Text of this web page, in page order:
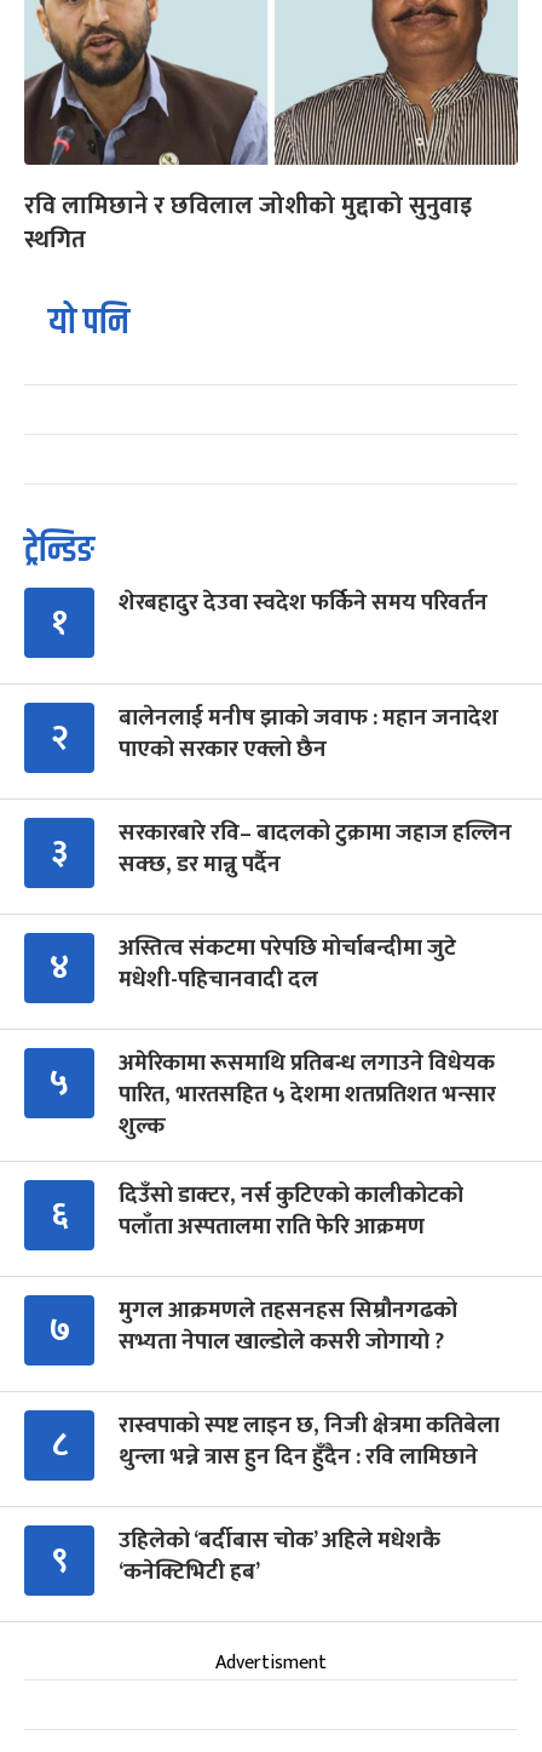
रवि लामिछाने र छविलाल जोशीको मुद्दाको सुनुवाइ
स्थगित
यो पनि
ट्रेन्डिङ
१ शेरबहादुर देउवा स्वदेश फर्किने समय परिवर्तन
२
बालेनलाई मनीष झाको जवाफ : महान जनादेश
पाएको सरकार एक्लो छैन
३
सरकारबारे रवि– बादलको टुक्रामा जहाज हल्लिन
सक्छ, डर मान्नु पर्दैन
४
अस्तित्व संकटमा परेपछि मोर्चाबन्दीमा जुटे
मधेशी-पहिचानवादी दल
५
अमेरिकामा रूसमाथि प्रतिबन्ध लगाउने विधेयक
पारित, भारतसहित ५ देशमा शतप्रतिशत भन्सार
शुल्क
६
दिउँसो डाक्टर, नर्स कुटिएको कालीकोटको
पलाँता अस्पतालमा राति फेरि आक्रमण
७
मुगल आक्रमणले तहसनहस सिम्रौनगढको
सभ्यता नेपाल खाल्डोले कसरी जोगायो ?
८
रास्वपाको स्पष्ट लाइन छ, निजी क्षेत्रमा कतिबेला
थुन्ला भन्ने त्रास हुन दिन हुँदैन : रवि लामिछाने
९
उहिलेको ‘बर्दीबास चोक’ अहिले मधेशकै
‘कनेक्टिभिटी हब’
Advertisment